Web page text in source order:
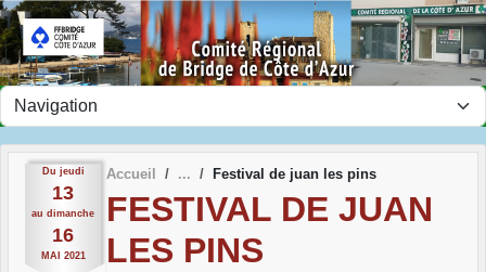
Du jeudi
13
au dimanche
16
MAI 2021
Accueil Festival de juan les pins
FESTIVAL DE JUAN
LES PINS
Panneau de gestion des cookies